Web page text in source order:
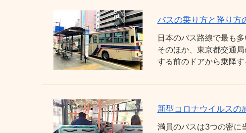
バスの乗り方と降り方
日本のバス路線で最も
そのほか、東京都交通
する前のドアから乗降
新型コロナウイルスの
満員のバスは3つの密に